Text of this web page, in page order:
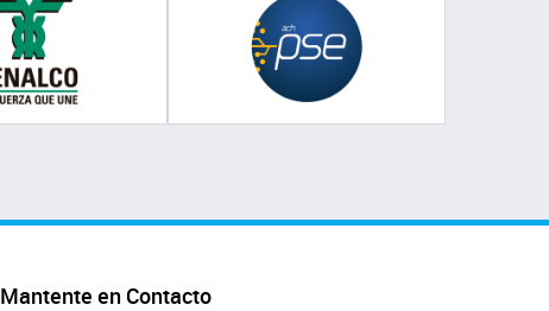
Mantente en Contacto